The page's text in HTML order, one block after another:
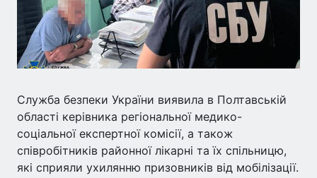
Служба безпеки України виявила в Полтавській
області керівника регіональної медико-
соціальної експертної комісії, а також
співробітників районної лікарні та їх спільницю,
які сприяли ухилянню призовників від мобілізації.